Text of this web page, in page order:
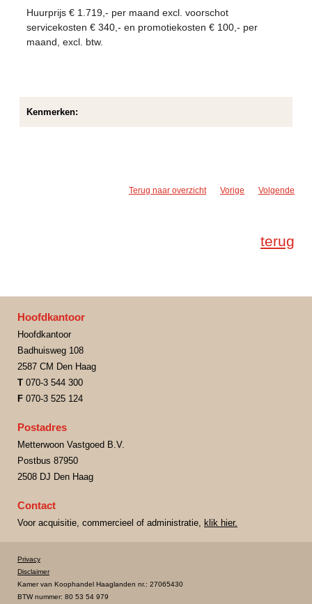
Huurprijs € 1.719,- per maand excl. voorschot
servicekosten € 340,- en promotiekosten € 100,- per
maand, excl. btw.
Kenmerken:
Terug naar overzicht Vorige Volgende
terug
Hoofdkantoor
Hoofdkantoor
Badhuisweg 108
2587 CM Den Haag
T 070-3 544 300
F 070-3 525 124
Postadres
Metterwoon Vastgoed B.V.
Postbus 87950
2508 DJ Den Haag
Contact
Voor acquisitie, commercieel of administratie, klik hier.
Privacy
Disclaimer
Kamer van Koophandel Haaglanden nr.: 27065430
BTW nummer: 80 53 54 979